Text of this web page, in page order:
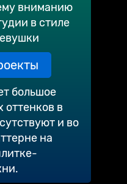
вниманию
в стиле
большое
оттенков в
и во
на